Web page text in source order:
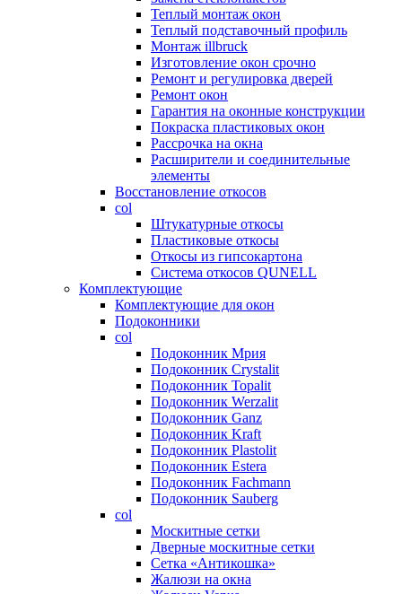
Теплый монтаж окон
Теплый подставочный профиль
Монтаж illbruck
Изготовление окон срочно
Ремонт и регулировка дверей
Ремонт окон
Гарантия на оконные конструкции
Покраска пластиковых окон
Рассрочка на окна
Расширители и соединительные
элементы
Восстановление откосов
col
Штукатурные откосы
Пластиковые откосы
Откосы из гипсокартона
Система откосов QUNELL
Комплектующие
Комплектующие для окон
Подоконники
col
Подоконник Мрия
Подоконник Crystalit
Подоконник Topalit
Подоконник Werzalit
Подоконник Ganz
Подоконник Kraft
Подоконник Plastolit
Подоконник Estera
Подоконник Fachmann
Подоконник Sauberg
col
Москитные сетки
Дверные москитные сетки
Сетка «Антикошка»
Жалюзи на окна